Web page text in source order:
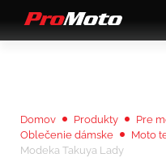
Domov Produkty Pre
Oblečenie dámske
Moto
Modeka Takuya Lady